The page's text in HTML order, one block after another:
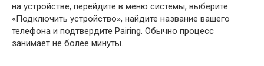
на устройстве, перейдите в меню системы, выберите
«Подключить устройство», найдите название вашего
телефона и подтвердите Pairing. Обычно процесс
занимает не более минуты.